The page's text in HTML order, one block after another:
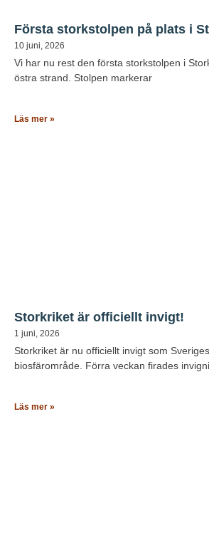
Första storkstolpen på plats i
10 juni, 2026
Vi har nu rest den första storkstolpen i
östra strand. Stolpen markerar
Läs mer »
Storkriket är officiellt invigt!
1 juni, 2026
Storkriket är nu officiellt invigt som
biosfärområde. Förra veckan firades
Läs mer »